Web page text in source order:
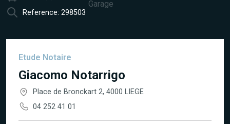
Reference: 298503
Etude Notaire
Giacomo Notarrigo
Place de Bronckart 2, 4000 LIEGE
04 252 41 01